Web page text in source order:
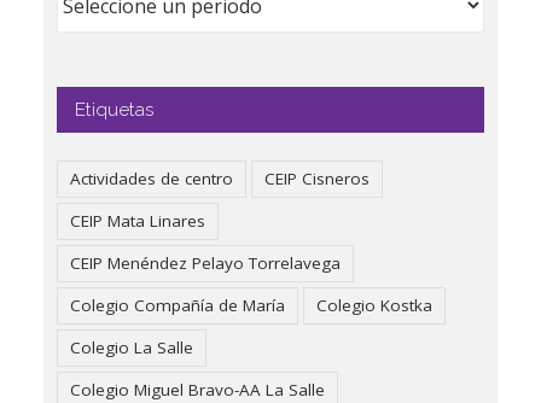
Etiquetas
Actividades de centro
CEIP Cisneros
CEIP Mata Linares
CEIP Menéndez Pelayo Torrelavega
Colegio Compañía de María
Colegio Kostka
Colegio La Salle
Colegio Miguel Bravo-AA La Salle